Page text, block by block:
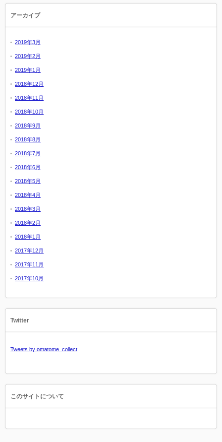
アーカイブ
2019年3月
2019年2月
2019年1月
2018年12月
2018年11月
2018年10月
2018年9月
2018年8月
2018年7月
2018年6月
2018年5月
2018年4月
2018年3月
2018年2月
2018年1月
2017年12月
2017年11月
2017年10月
Twitter
Tweets by omatome_collect
このサイトについて